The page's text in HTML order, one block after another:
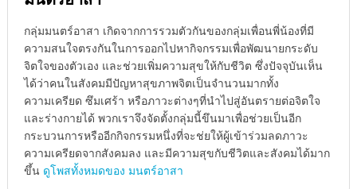
กลุ่มมนตร์อาสา เกิดจากการรวมตัวกันของกลุ่มเพื่อนพี่น้องที่มี
ความสนใจตรงกันในการออกไปหากิจกรรมเพื่อพัฒนายกระดับ
จิตใจของตัวเอง และช่วยเพิ่มความสุขให้กับชีวิต ซึ่งปัจจุบันเห็น
ได้ว่าคนในสังคมมีปัญหาสุขภาพจิตเป็นจำนวนมากทั้ง
ความเครียด ซึมเศร้า หรือภาวะต่างๆที่นำไปสู่อันตรายต่อจิตใจ
และร่างกายได้ พวกเราจึงจัดตั้งกลุ่มนี้ขึนมาเพื่อช่วยเป็นอีก
กระบวนการหรืออีกกิจกรรมหนึ่งที่จะช่ยให้ผู้เข้าร่วมลดภาวะ
ความเครียดจากสังคมลง และมีความสุขกับชีวิตและสังคมได้มาก
ขึ้น ดูโพสทั้งหมดของ มนตร์อาสา